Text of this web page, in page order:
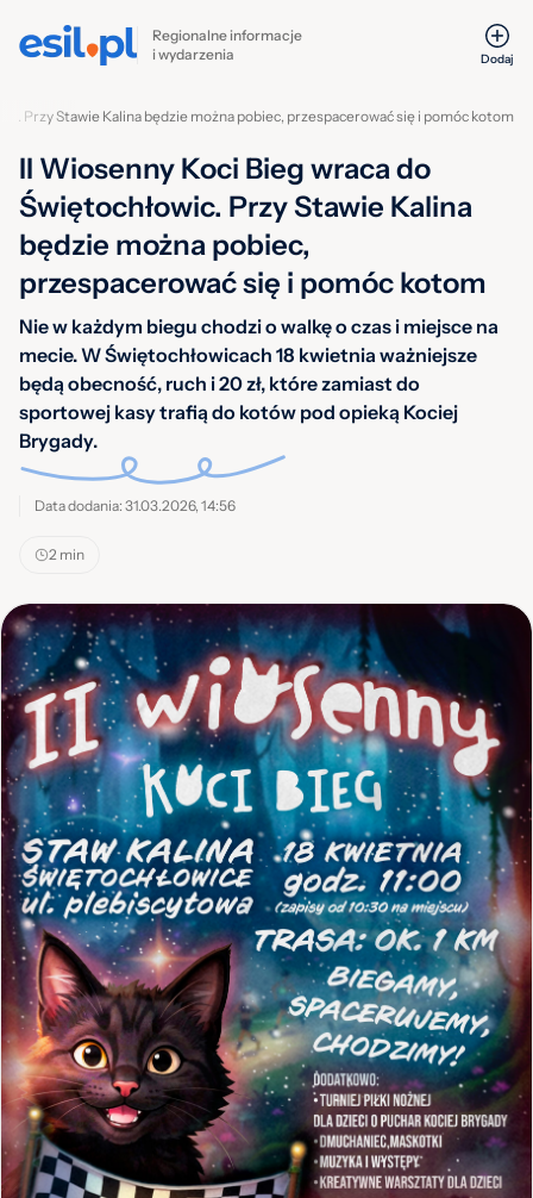
Regionalne informacje
i wydarzenia
Dodaj
Przy Stawie Kalina będzie można pobiec, przespacerować się i pomóc kotom
II Wiosenny Koci Bieg wraca do
Świętochłowic. Przy Stawie Kalina
będzie można pobiec,
przespacerować się i pomóc kotom
Nie w każdym biegu chodzi o walkę o czas i miejsce na
mecie. W Świętochłowicach 18 kwietnia ważniejsze
będą obecność, ruch i 20 zł, które zamiast do
sportowej kasy trafią do kotów pod opieką Kociej
Brygady.
Data dodania: 31.03.2026, 14:56
2 min